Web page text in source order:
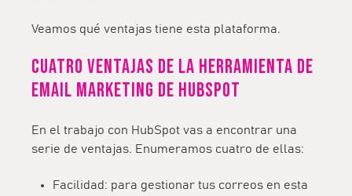
Veamos qué ventajas tiene esta plataforma.
Cuatro ventajas de la herramienta de
email marketing de HubSpot
En el trabajo con HubSpot vas a encontrar una
serie de ventajas. Enumeramos cuatro de ellas:
Facilidad: para gestionar tus correos en esta